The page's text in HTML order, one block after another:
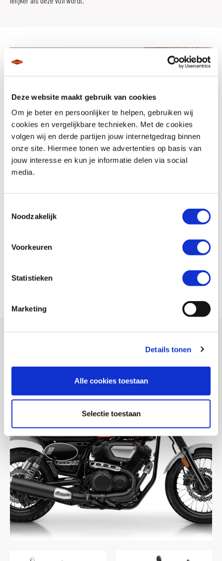
Deze website maakt gebruik van cookies
Om je beter en persoonlijker te helpen, gebruiken wij
cookies en vergelijkbare technieken. Met de cookies
volgen wij en derde partijen jouw internetgedrag binnen
onze site. Hiermee tonen we advertenties op basis van
jouw interesse en kun je informatie delen via social
media.
Noodzakelijk
Voorkeuren
Statistieken
Marketing
Details tonen
Alle cookies toestaan
Selectie toestaan
grenzen. Die worden vooral aangegeven door de grondspeling van de
er meer dan genoeg te beleven met de SCR. Je moet ervan houden,